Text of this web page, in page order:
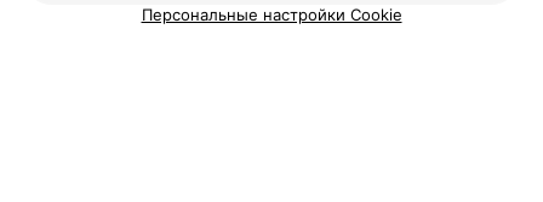
Персональные настройки Cookie